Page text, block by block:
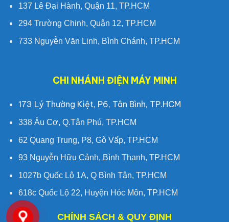
137 Lê Đại Hành, Quận 11, TP.HCM
294 Trường Chinh, Quận 12, TP.HCM
733 Nguyễn Văn Linh, Bình Chánh, TP.HCM
CHI NHÁNH ĐIỆN MÁY MINH
173 Lý Thường Kiệt, P6, Tân Bình, TP.HCM
338 Âu Cơ, Q.Tân Phú, TP.HCM
62 Quang Trung, P8, Gò Vấp, TP.HCM
93 Nguyễn Hữu Cảnh, Bình Thạnh, TP.HCM
1027b Quốc Lộ 1A, Q Bình Tân, TP.HCM
618c Quốc Lộ 22, Huyện Hóc Môn, TP.HCM
CHÍNH SÁCH & QUY ĐỊNH